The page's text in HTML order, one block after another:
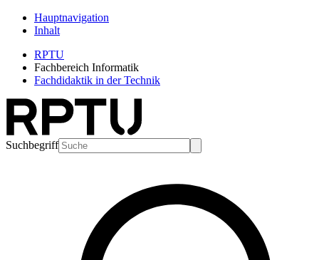
Hauptnavigation
Inhalt
RPTU
Fachbereich Informatik
Fachdidaktik in der Technik
Suchbegriff